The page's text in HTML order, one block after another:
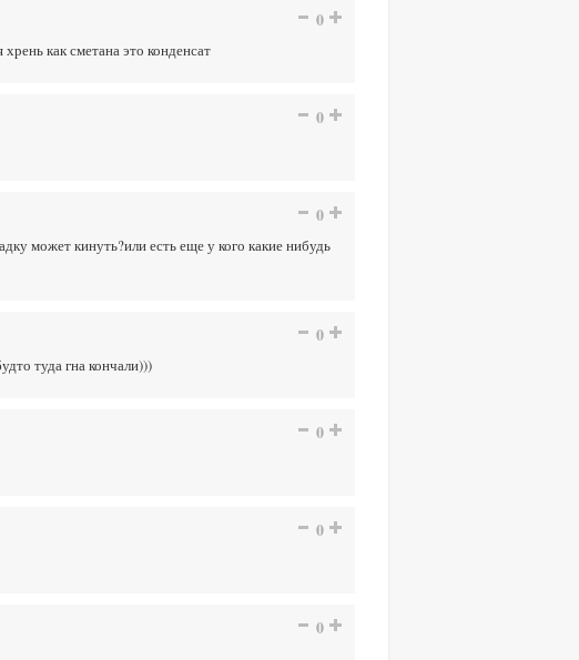
0
как сметана это конденсат
0
0
может кинуть?или есть еще у кого какие нибудь
0
туда гна кончали)))
0
0
0